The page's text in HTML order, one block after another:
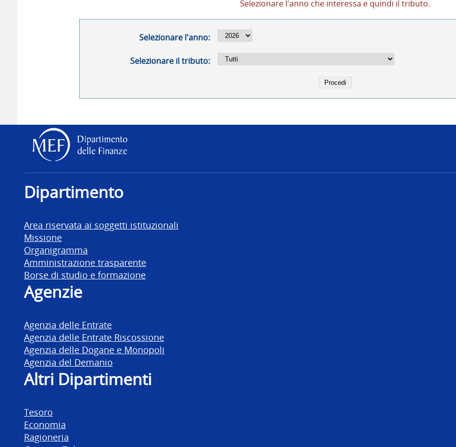
Selezionare l'anno che interessa e quindi il tributo.
Selezionare l'anno:
Selezionare il tributo:
Dipartimento delle Finanze
Dipartimento
Area riservata ai soggetti istituzionali
Missione
Organigramma
Amministrazione trasparente
Borse di studio e formazione
Agenzie
Agenzia delle Entrate
Agenzia delle Entrate Riscossione
Agenzia delle Dogane e Monopoli
Agenzia del Demanio
Altri Dipartimenti
Tesoro
Economia
Ragioneria